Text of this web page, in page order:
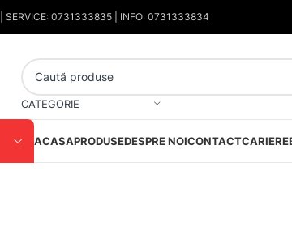
SERVICE: 0731333835 | INFO: 0731333834
CATEGORIE
ACASAPRODUSEDESPRE NOICONTACTCARIERE